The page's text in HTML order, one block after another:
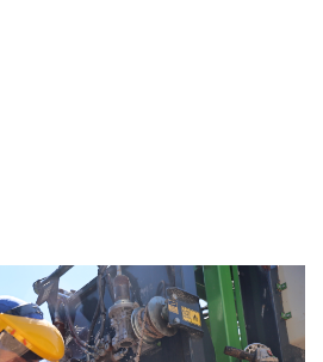
tırnak bakım d..